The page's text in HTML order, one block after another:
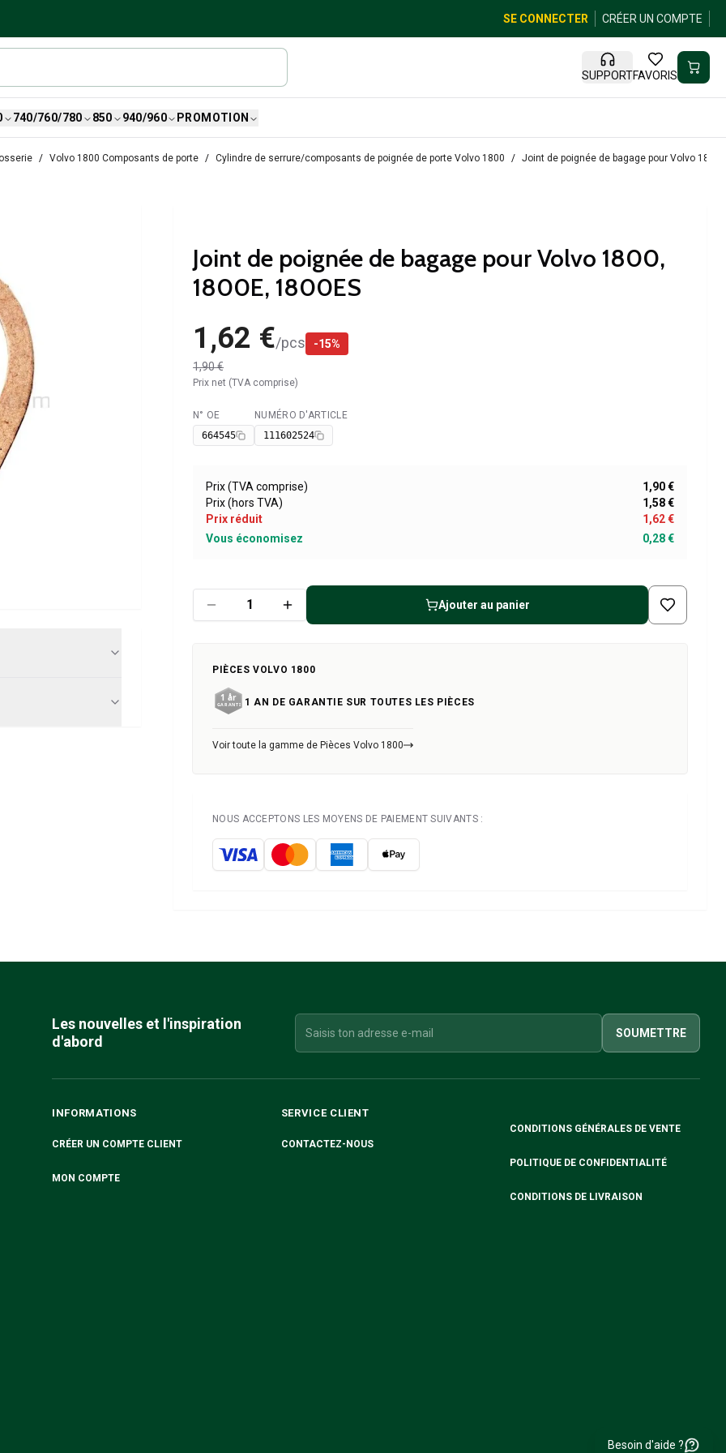
SE CONNECTER CRÉER UN COMPTE
SUPPORTFAVORIS
740/760/780 850 940/960 PROMOTION
Volvo 1800 Composants de porte Cylindre de serrure/composants de poignée de porte Volvo 1800 Joint de poignée de bagage pour Volvo 1800,
Joint de poignée de bagage pour Volvo 1800,
1800E, 1800ES
1,62 €/pcs -15%
1,90 €
Prix net (TVA comprise)
Disponible
N° OE
664545
NUMÉRO D'ARTICLE
111602524
Prix (TVA comprise)
1,90 €
Prix (hors TVA)
1,58 €
Prix réduit
1,62 €
Vous économisez
0,28 €
Ajouter au panier
PIÈCES VOLVO 1800
1 AN DE GARANTIE SUR TOUTES LES PIÈCES
Voir toute la gamme de Pièces Volvo 1800
NOUS ACCEPTONS LES MOYENS DE PAIEMENT SUIVANTS :
Les nouvelles et l'inspiration
d'abord
SOUMETTRE
INFORMATIONS
CRÉER UN COMPTE CLIENT
MON COMPTE
SERVICE CLIENT
CONTACTEZ-NOUS
CONDITIONS GÉNÉRALES DE VENTE
POLITIQUE DE CONFIDENTIALITÉ
CONDITIONS DE LIVRAISON
Besoin d'aide ?